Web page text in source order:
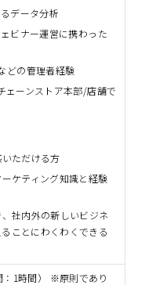
データ分析
ビナー運営に携わった
どの管理者経験
ェーンストア本部/店舗で
いただける方
ケティング知識と経験
社内外の新しいビジネ
ことにわくわくできる
：1時間） ※原則であり